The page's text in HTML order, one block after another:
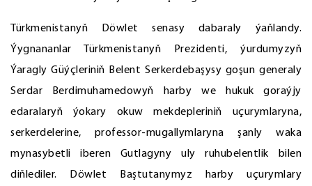
Türkmenistanyň Döwlet senasy dabaraly ýaňlandy.
Ýygnananlar Türkmenistanyň Prezidenti, ýurdumyzyň
Ýaragly Güýçleriniň Belent Serkerdebaşysy goşun generaly
Serdar Berdimuhamedowyň harby we hukuk goraýjy
edaralaryň ýokary okuw mekdepleriniň uçurymlaryna,
serkerdelerine, professor-mugallymlaryna şanly waka
mynasybetli iberen Gutlagyny uly ruhubelentlik bilen
diňlediler. Döwlet Baştutanymyz harby uçurymlary